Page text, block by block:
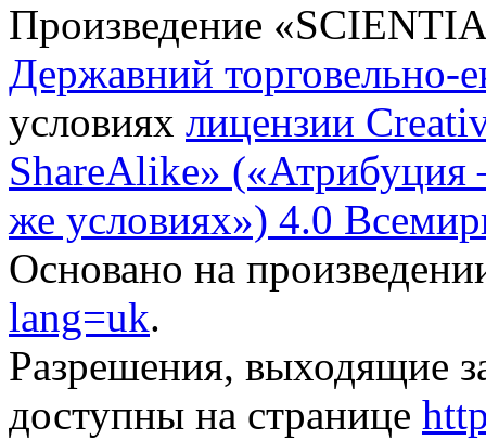
Произведение «
Державний торговельно-
условиях лицензии
ShareAlike»
же условиях») 4.0
Основано на
lang=uk.
Разрешения, выходящие
доступны на странице